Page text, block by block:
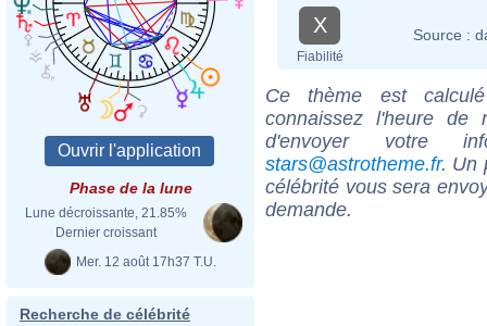
Phase de la lune
Lune décroissante, 21.85%
Dernier croissant
Mer. 12 août 17h37 T.U.
Recherche de célébrité
X
Fiabilité
Source :
Ce thème est
connaissez l'heure de
d'envoyer votre
stars@astrotheme.fr. Un
célébrité vous sera
demande.